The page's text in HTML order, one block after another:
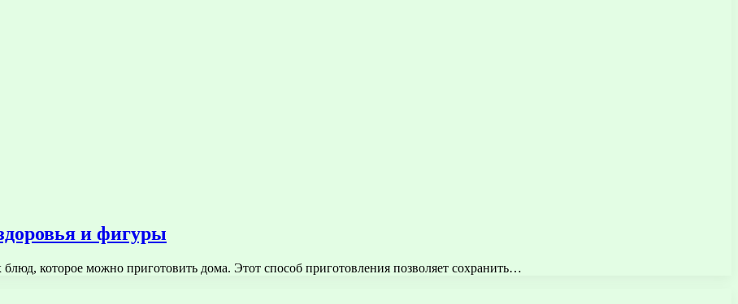
и фигуры
которое можно приготовить дома. Этот способ приготовления позволяет сохранить…